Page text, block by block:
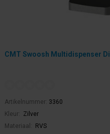
CMT Swoosh Multidispenser
Artikelnummer: 3360
Kleur:
Zilver
Materiaal:
RVS